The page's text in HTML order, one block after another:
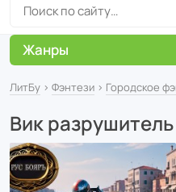
ЛитБу › Фэнтези › Городское
Вик
Жанры